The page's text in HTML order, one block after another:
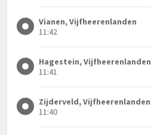
Vianen, Vijfheerenlanden
11:42
Hagestein, Vijfheerenlanden
11:41
Zijderveld, Vijfheerenlanden
11:40